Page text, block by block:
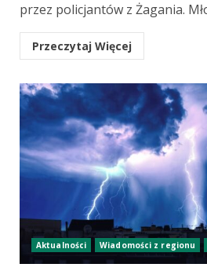
przez policjantów z Żagania.
Przeczytaj Więcej
Aktualności Wiadomości z regionu